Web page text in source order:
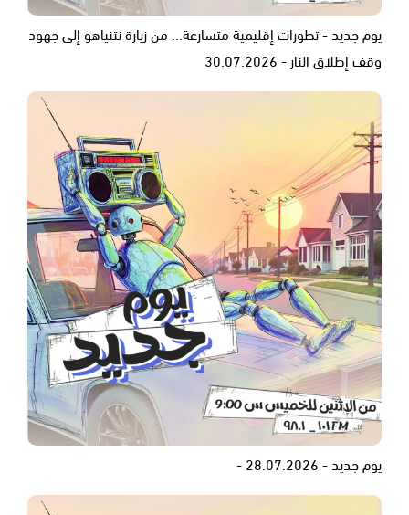
يوم جديد - تطورات إقليمية متسارعة... من زيارة نتنياهو إلى جهود
وقف إطلاق النار - 30.07.2026
يوم جديد - 28.07.2026 -